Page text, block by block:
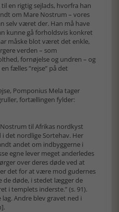
en rigtig sejlads, hvorfra han
om Mare Nostrum – vores
selv været der. Han må have
kunne gå forholdsvis konkret
måske blot været det enkle,
verden – som
fornøjelse og undren – og
fælles ”rejse” på det
Pomponius Mela tager
fortællingen fylder:
til Afrikas nordkyst
det nordlige Sortehav. Her
andet om indbyggerne i
egne lever meget anderledes
over deres døde ved at
det for at være mod gudernes
de døde, i stedet lægger de
i templets inderste.” (s. 91).
Andre blev gravet ned i